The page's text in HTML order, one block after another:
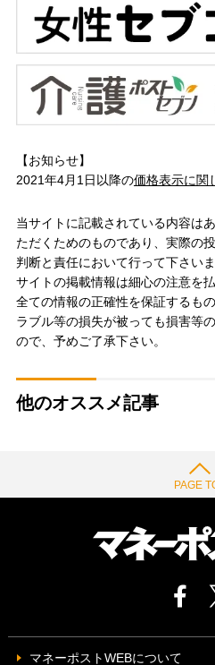
【お知らせ】
2021年4月1日以降の価格表示に関
当サイトに記載されている内容は
ただくためのものであり、実際の
判断と責任において行って下さい
サイトの掲載情報は細心の注意を
全ての情報の正確性を保証するも
ラブル等の損失が被っても損害等
ので、予めご了承下さい。
他のオススメ記事
PAGE
マネーポストWEBについて